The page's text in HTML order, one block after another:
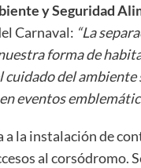
y Seguridad
Carnaval: “La
forma de
del
eventos
la instalación de
al corsódromo.